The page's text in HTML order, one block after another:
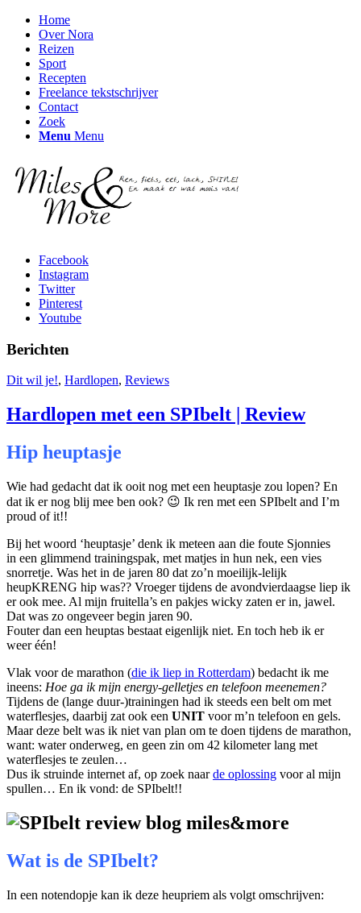
Home
Over Nora
Reizen
Sport
Recepten
Freelance tekstschrijver
Contact
Zoek
Menu Menu
Facebook
Instagram
Twitter
Pinterest
Youtube
Berichten
Dit wil je!, Hardlopen, Reviews
Hardlopen met een SPIbelt | Review
Hip heuptasje
Wie had gedacht dat ik ooit nog met een heuptasje zou lopen? En
dat ik er nog blij mee ben ook? 😉 Ik ren met een SPIbelt and I’m
proud of it!!
Bij het woord ‘heuptasje’ denk ik meteen aan die foute Sjonnies
in een glimmend trainingspak, met matjes in hun nek, een vies
snorretje. Was het in de jaren 80 dat zo’n moeilijk-lelijk
heupKRENG hip was?? Vroeger tijdens de avondvierdaagse liep ik
er ook mee. Al mijn fruitella’s en pakjes wicky zaten er in, jawel.
Dat was zo ongeveer begin jaren 90.
Fouter dan een heuptas bestaat eigenlijk niet. En toch heb ik er
weer één!
Vlak voor de marathon (die ik liep in Rotterdam) bedacht ik me
ineens: Hoe ga ik mijn energy-gelletjes en telefoon meenemen?
Tijdens de (lange duur-)trainingen had ik steeds een belt om met
waterflesjes, daarbij zat ook een UNIT voor m’n telefoon en gels.
Maar deze belt was ik niet van plan om te doen tijdens de marathon,
want: water onderweg, en geen zin om 42 kilometer lang met
waterflesjes te zeulen…
Dus ik struinde internet af, op zoek naarde oplossing voor al mijn
spullen… En ik vond: de SPIbelt!!
Wat is de SPIbelt?
In een notendopje kan ik deze heupriem als volgt omschrijven: